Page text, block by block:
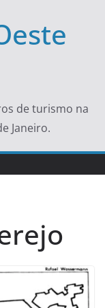
de turismo na
Janeiro.